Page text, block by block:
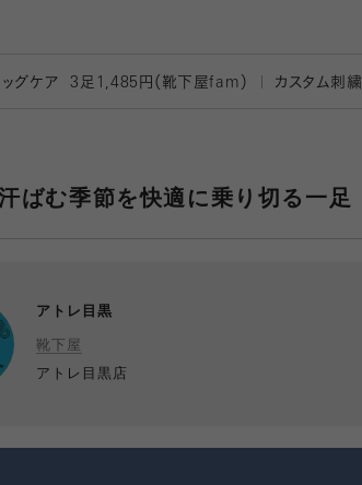
ッグケア 3 足1,485円（靴下屋fam） カスタム刺繍
ばむ季節を快適に乗り切る一足
アトレ目黒
靴下屋
アトレ目黒店